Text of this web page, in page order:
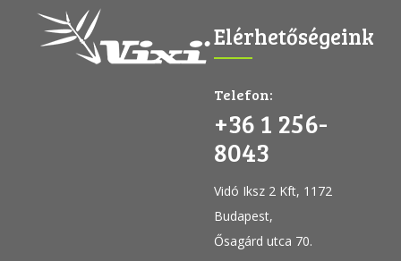
Elérhetőségeink
Telefon:
+36 1 256-
8043
Vidó Iksz 2 Kft, 1172
Budapest,
Ősagárd utca 70.